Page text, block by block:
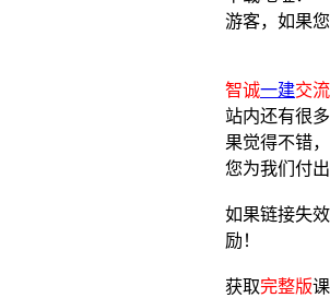
游客，如果
智诚一建交
站内还有很
果觉得不错
您为我们付
如果链接失
励！
获取完整版